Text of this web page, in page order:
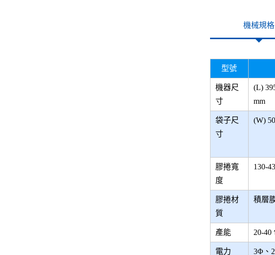
機械規格
型號
機器尺
寸
(L)
mm
袋子尺
寸
(W)
膠捲寬
度
130-
膠捲材
質
積層
產能 20-
電力 3Φ、